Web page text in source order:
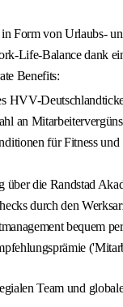
Form von Urlaubs-
Life-Balance dank
Benefits:
HVV-
an
für Fitness und
über die Randstad
durch den
bequem
Team und